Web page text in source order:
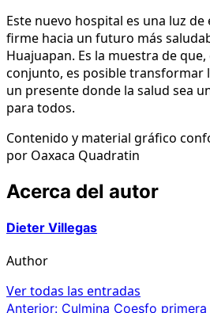
Este nuevo hospital es una luz de
firme hacia un futuro más
Huajuapan. Es la muestra de
conjunto, es posible transformar
un presente donde la salud sea
para todos.
Contenido y material gráfico
por Oaxaca Quadratin
Acerca del autor
Dieter Villegas
Author
Ver todas las entradas
Anterior: Culmina Coesfo